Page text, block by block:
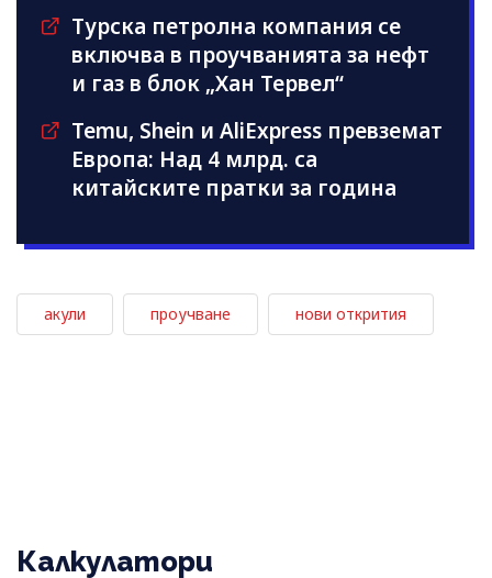
Турска петролна компания се
включва в проучванията за нефт
и газ в блок „Хан Тервел“
Temu, Shein и AliExpress превземат
Европа: Над 4 млрд. са
китайските пратки за година
акули проучване нови открития
Калкулатори